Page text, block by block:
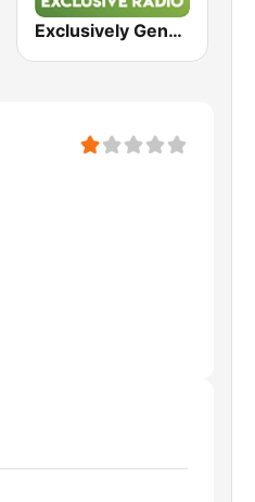
Exclusively Genesis